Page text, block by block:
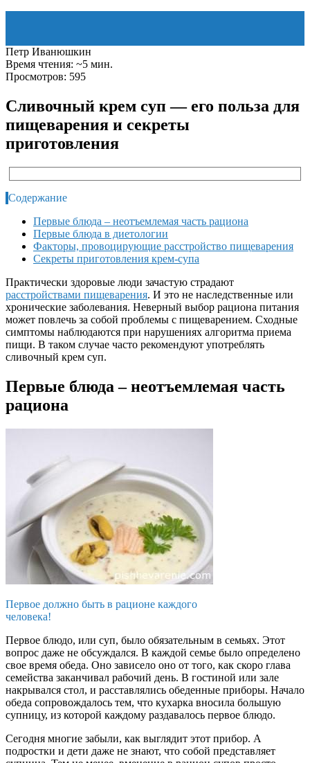
Петр Иванюшкин
Время чтения: ~5 мин.
Просмотров: 595
Сливочный крем суп — его польза для
пищеварения и секреты
приготовления
Содержание
Первые блюда – неотъемлемая часть рациона
Первые блюда в диетологии
Факторы, провоцирующие расстройство пищеварения
Секреты приготовления крем-супа
Практически здоровые люди зачастую страдают
расстройствами пищеварения. И это не наследственные или
хронические заболевания. Неверный выбор рациона питания
может повлечь за собой проблемы с пищеварением. Сходные
симптомы наблюдаются при нарушениях алгоритма приема
пищи. В таком случае часто рекомендуют употреблять
сливочный крем суп.
Первые блюда – неотъемлемая часть
рациона
Первое должно быть в рационе каждого
человека!
Первое блюдо, или суп, было обязательным в семьях. Этот
вопрос даже не обсуждался. В каждой семье было определено
свое время обеда. Оно зависело оно от того, как скоро глава
семейства заканчивал рабочий день. В гостиной или зале
накрывался стол, и расставлялись обеденные приборы. Начало
обеда сопровождалось тем, что кухарка вносила большую
супницу, из которой каждому раздавалось первое блюдо.
Сегодня многие забыли, как выглядит этот прибор. А
подростки и дети даже не знают, что собой представляет